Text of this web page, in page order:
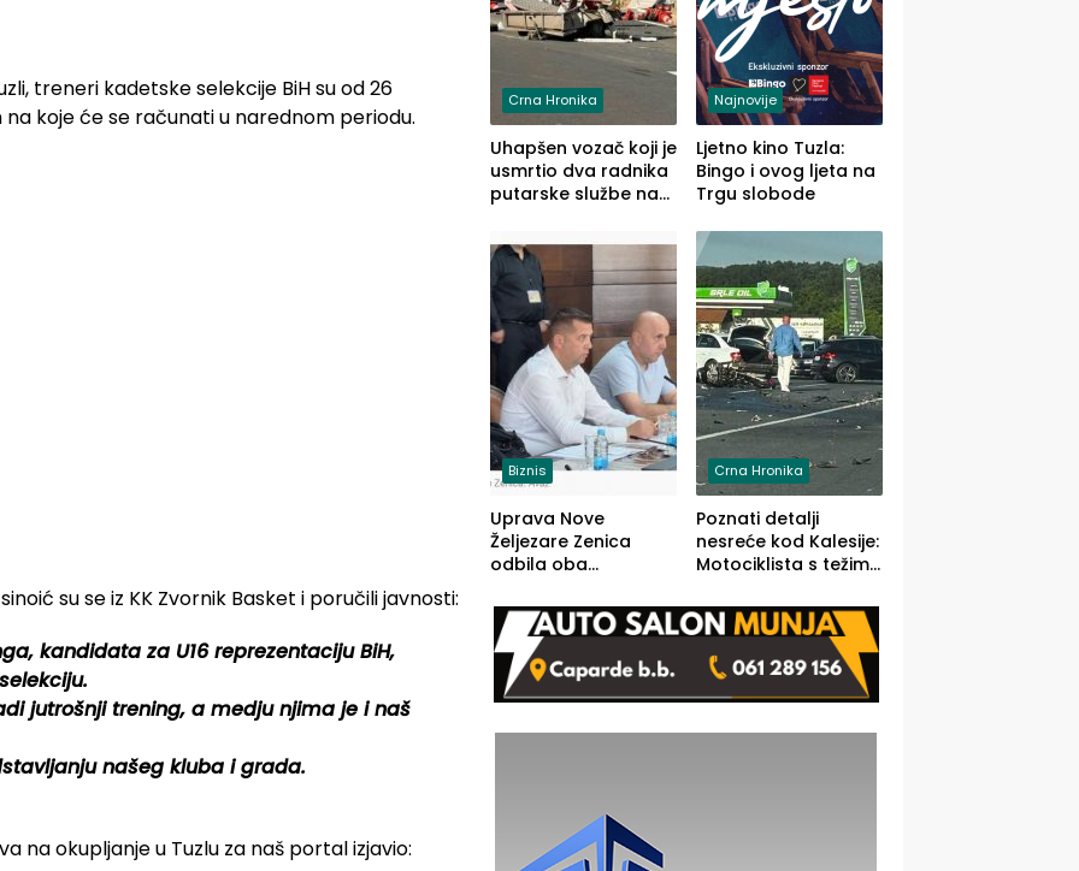
treneri kadetske selekcije BiH su od 26
na koje će se računati u narednom periodu.
su se iz KK Zvornik Basket i poručili javnosti:
kandidata za U16 reprezentaciju BiH,
jutrošnji trening, a medju njima je i naš
našeg kluba i grada.
na okupljanje u Tuzlu za naš portal izjavio:
Crna Hronika
Uhapšen vozač koji je
usmrtio dva radnika
putarske službe na
prema Šapcu
(FOTO)
Najnovije
Ljetno kino Tuzla:
Bingo i ovog ljeta na
Trgu slobode
Biznis
Uprava Nove
Željezare Zenica
odbila oba
FBiH: Ustrajni da je
stečaj jedino rješenje
Crna Hronika
Poznati detalji
nesreće kod Kalesije:
Motociklista s težim,
lakšim povredama